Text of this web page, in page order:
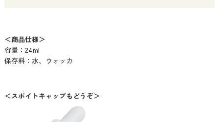
＜商品仕様＞
容量：24ml
保存料：水、ウォッカ
＜スポイトキャップもどうぞ＞